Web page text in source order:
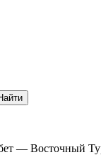
— Восточный